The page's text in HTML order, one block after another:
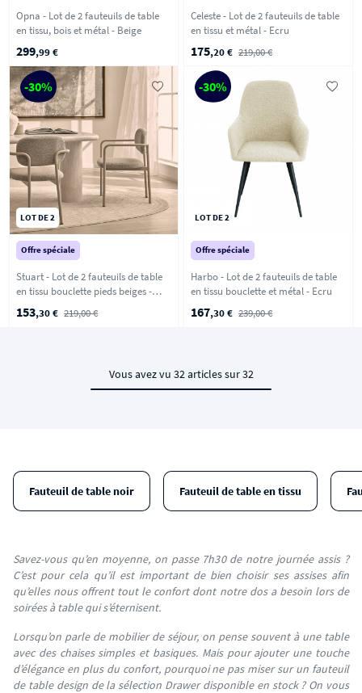
Opna - Lot de 2 fauteuils de table
en tissu, bois et métal - Beige
299,99 €
Celeste - Lot de 2 fauteuils de table
en tissu et métal - Ecru
175,20 € 219,00 €
-30%
LOT DE 2
Offre spéciale
Stuart - Lot de 2 fauteuils de table
en tissu bouclette pieds beiges -
Beige
153,30 € 219,00 €
-30%
LOT DE 2
Offre spéciale
Harbo - Lot de 2 fauteuils de table
en tissu bouclette et métal - Ecru
167,30 € 239,00 €
Vous avez vu 32 articles sur 32
Fauteuil de table noir Fauteuil de table en tissu
Savez-vous qu’en moyenne, on passe 7h30 de notre journée assis ?
C’est pour cela qu’il est important de bien choisir ses assises afin
qu’elles nous offrent tout le confort dont notre dos a besoin lors de
soirées à table qui s’éternisent.
Lorsqu’on parle de mobilier de séjour, on pense souvent à une table
avec des chaises simples et basiques. Mais pour ajouter une touche
d’élégance en plus du confort, pourquoi ne pas miser sur un fauteuil
de table design de la sélection Drawer disponible en stock ? On vous